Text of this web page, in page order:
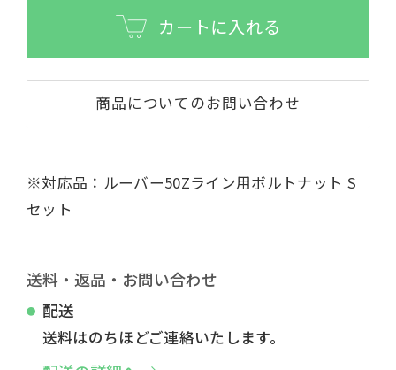
カートに入れる
商品についてのお問い合わせ
※対応品：ルーバー50Zライン用ボルトナット S
セット
送料・返品・お問い合わせ
配送
送料はのちほどご連絡いたします。